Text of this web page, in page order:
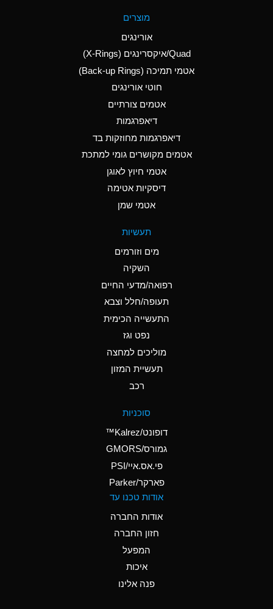
Aluminum Nitrate
(Aqueous)
Aluminum Phosphate
Ammonia Anhydrous
D
Ammonia Gas (cold)
D
Ammonia Gas (hot)
Ammonium Hydroxide
B
Ammonium Nitrate
Ammonium Nitrite
Ammonium Persulfate
Ammonium Phosphate
A
Ammonium Sulfate
B
Amyl Acetate (Banana
מוצרים
אורינגים
Quad/איקסרינגים (X-Rings)
אטמי תמיכה (Back-up Rings)
חוטי אורינגים
אטמים צורתיים
דיאפרגמות
דיאפרגמות מחוזקות בד
אטמים מקושרים גומי למתכת
אטמי חיוץ לאוגן
דיסקיות אטימה
אטמי שמן
תעשיות
מים וזורמים
השקיה
רפואה/מדעי החיים
תעופה/חלל וצבא
התעשייה הכימית
נפט וגז
מוליכים למחצה
תעשיית המזון
רכב
סוכניות
דופונט/Kalrez™
גמורס/GMORS
פי.אס.איי/PSI
פארקר/Parker
אודות טכנו עד
אודות החברה
חזון החברה
המפעל
איכות
פנה אלינו